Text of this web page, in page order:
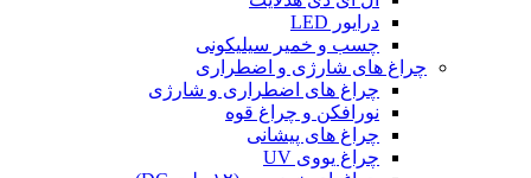
درایور LED
چسب و خمیر سیلیکونی
چراغ های شارژی و اضطراری
چراغ های اضطراری و شارژی
نورافکن و چراغ قوه
چراغ های پیشانی
چراغ یووی UV